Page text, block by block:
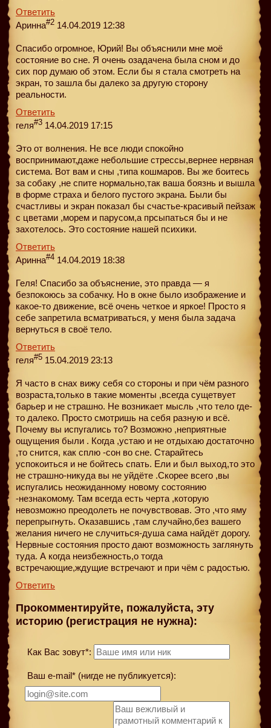
Ответить
Аринна#2 14.04.2019 12:38
Спасибо огромное, Юрий! Вы объяснили мне моё
состояние во сне. Я очень озадачена была сном и до
сих пор думаю об этом. Если бы я стала смотреть на
экран, то зашла бы далеко за другую сторону
реальности.
Ответить
геля#3 14.04.2019 17:15
Это от волнения. Не все люди спокойно
воспринимают,даже небольшие стрессы,вернее нервная
система. Вот вам и сны ,типа кошмаров. Вы же боитесь
за собаку ,не спите нормально,так ваша боязнь и вышла
в форме страха и белого пустого экрана. Были бы
счастливы и экран показал бы счастье-красивый пейзаж
с цветами ,морем и парусом,а прсыпаться бы и не
захотелось. Это состояние нашей психики.
Ответить
Аринна#4 14.04.2019 18:38
Геля! Спасибо за объяснение, это правда — я
безпокоюсь за собачку. Но в окне было изображение и
какое-то движение, всё очень четкое и яркое! Просто я
себе запретила всматриваться, у меня была задача
вернуться в своё тело.
Ответить
геля#5 15.04.2019 23:13
Я часто в снах вижу себя со стороны и при чём разного
возраста,только в такие моменты ,всегда сущетвует
барьер и не страшно. Не возникает мысль ,что тело где-
то далеко. Просто смотришь на себя разную и всё.
Почему вы испугались то? Возможно ,неприятные
ощущения были . Когда ,устаю и не отдыхаю достаточно
,то снится, как сплю -сон во сне. Старайтесь
успокоиться и не бойтесь спать. Ели и был выход,то это
не страшно-никуда вы не уйдёте .Скорее всего ,вы
испугались неожиданному новому состоянию
-незнакомому. Там всегда есть черта ,которую
невозможно преодолеть не почувствовав. Это ,что яму
перепрыгнуть. Оказавшись ,там случайно,без вашего
желания ничего не случиться-душа сама найдёт дорогу.
Нервные состояния просто дают возможность заглянуть
туда. А когда неизбежность,о тогда
встречающие,ждущие встречают и при чём с радостью.
Ответить
Прокомментируйте, пожалуйста, эту
историю (регистрация не нужна):
Как Вас зовут*:
Ваш e-mail* (нигде не публикуется):